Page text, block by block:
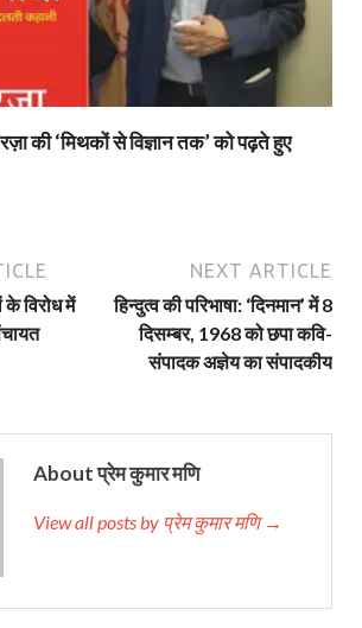
की ‘मिथकों से विज्ञान तक’ को पढ़ते हुए
के विरोध में
NEXT ARTICLE
हिन्दुत्व की परिभाषा: ‘दिनमान’ में 8
दिसम्बर, 1968 को छपा कवि-
संपादक अज्ञेय का संपादकीय
About प्रेम कुमार मणि
View all posts by प्रेम कुमार मणि →